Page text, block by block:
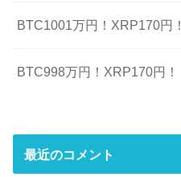
BTC1001万円！XRP170円！
BTC998万円！XRP170円！
最近のコメント